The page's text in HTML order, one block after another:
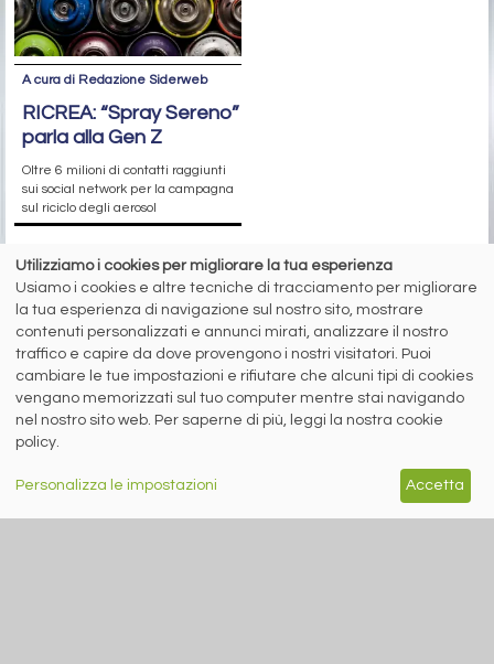
A cura di Redazione Siderweb
RICREA: “Spray Sereno”
parla alla Gen Z
Oltre 6 milioni di contatti raggiunti
sui social network per la campagna
sul riciclo degli aerosol
siderweb
LA COMMUNITY DELL'ACCIAIO
Siderweb S.p.A. SB Società del gruppo Morandi Group s.r.l.
ISSN 2532 -2982
Sede sociale: Flero (Brescia) Via Don Milani 5
T. +39 030 254 00 06
Copyright siderweb spa sb
Utilizziamo i cookies per migliorare la tua esperienza
Usiamo i cookies e altre tecniche di tracciamento per migliorare
la tua esperienza di navigazione sul nostro sito, mostrare
contenuti personalizzati e annunci mirati, analizzare il nostro
traffico e capire da dove provengono i nostri visitatori. Puoi
cambiare le tue impostazioni e rifiutare che alcuni tipi di cookies
vengano memorizzati sul tuo computer mentre stai navigando
nel nostro sito web. Per saperne di più, leggi la nostra cookie
policy.
Personalizza le impostazioni Accetta